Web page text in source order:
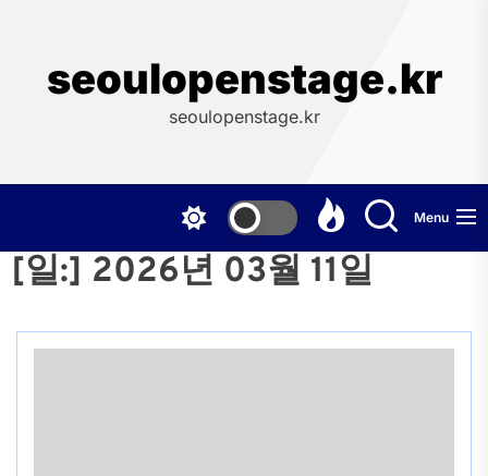
contentseoulopenstage.kr
seoulopenstage.kr
Menu
[일:] 2026년 03월 11일